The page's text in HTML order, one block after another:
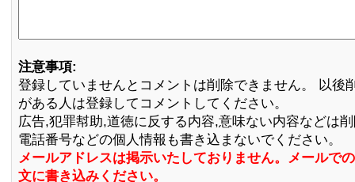
注意事項:
登録していませんとコメントは削除できません。 以後
がある人は登録してコメントしてください。
広告,犯罪幇助,道徳に反する内容,意味ない内容などは
電話番号などの個人情報も書き込まないでください。
メールアドレスは掲示いたしておりません。メールで
文に書き込みください。